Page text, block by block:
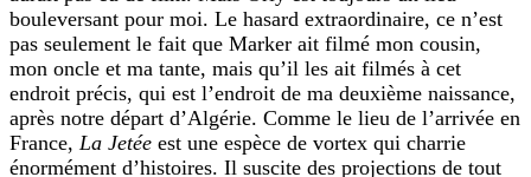
bouleversant pour moi. Le hasard extraordinaire, ce n’est
pas seulement le fait que Marker ait filmé mon cousin,
mon oncle et ma tante, mais qu’il les ait filmés à cet
endroit précis, qui est l’endroit de ma deuxième naissance,
après notre départ d’Algérie. Comme le lieu de l’arrivée en
France, La Jetée est une espèce de vortex qui charrie
énormément d’histoires. Il suscite des projections de tout